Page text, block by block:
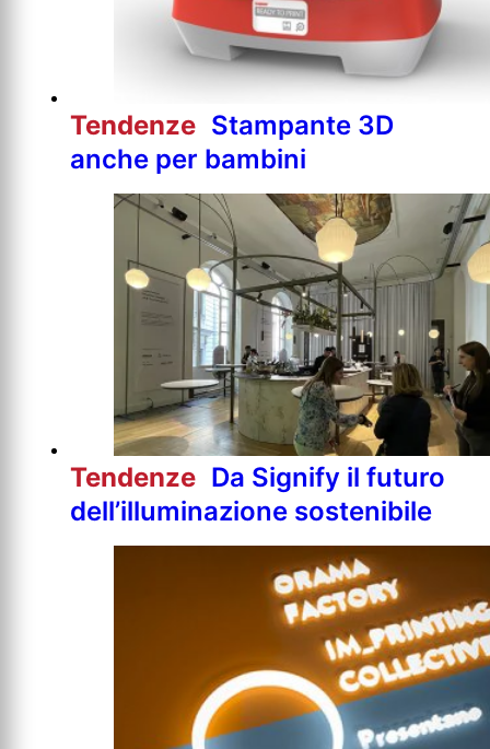
Tendenze Stampante 3D
anche per bambini
Tendenze Da Signify il futuro
dell’illuminazione sostenibile